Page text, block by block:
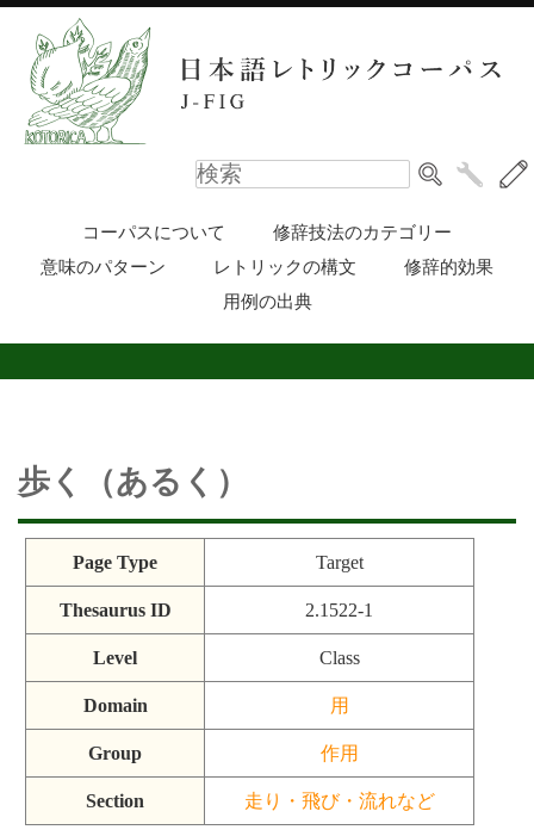
コーパスについて
修辞技法のカテゴリー
意味のパターン
レトリックの構文
修辞的効果
用例の出典
歩く（あるく）
Page Type Target
Thesaurus ID 2.1522-1
Level Class
Domain 用
Group 作用
Section 走り・飛び・流れなど